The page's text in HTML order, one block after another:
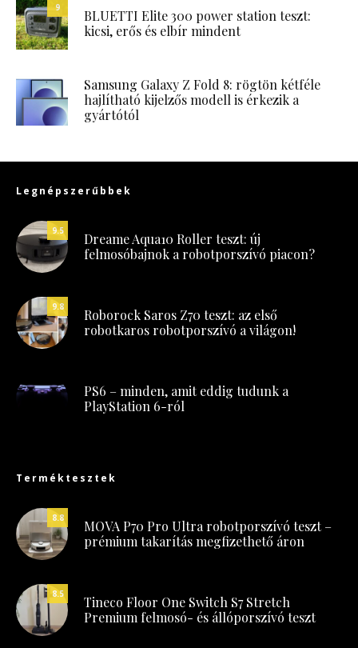
9
BLUETTI Elite 300 power station teszt:
kicsi, erős és elbír mindent
Samsung Galaxy Z Fold 8: rögtön kétféle
hajlítható kijelzős modell is érkezik a
gyártótól
Legnépszerűbbek
9.5
Dreame Aqua10 Roller teszt: új
felmosóbajnok a robotporszívó piacon?
9.8
Roborock Saros Z70 teszt: az első
robotkaros robotporszívó a világon!
PS6 – minden, amit eddig tudunk a
PlayStation 6-ról
Terméktesztek
8.8
MOVA P70 Pro Ultra robotporszívó teszt –
prémium takarítás megfizethető áron
8.5
Tineco Floor One Switch S7 Stretch
Premium felmosó- és állóporszívó teszt